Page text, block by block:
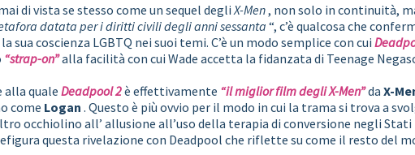
di vista se stesso come un sequel degliX-Men, non solo in continuità,
datata per i diritti civili degli anni sessanta “, c’è qualcosa che
sua coscienza LGBTQ nei suoi temi. C’è un modo semplice con cui
“strap-on”alla facilità con cui Wade accetta la fidanzata di Teenage
alla qualeDeadpool 2è effettivamente “il miglior film degli X-Men”daX-
come Logan . Questo è più ovvio per il modo in cui la trama si trova a
occhiolino all’ allusione all’uso della terapia di conversione negli
questa rivelazione con Deadpool che riflette su come il resto del